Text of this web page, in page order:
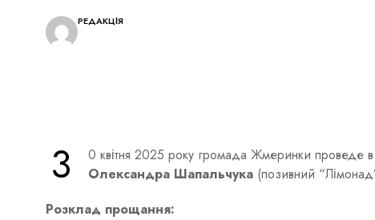
РЕДАКЦІЯ
3 0 квітня 2025 року громада Жмеринки проведе в
Олександра Шапальчука (позивний
Розклад прощання: